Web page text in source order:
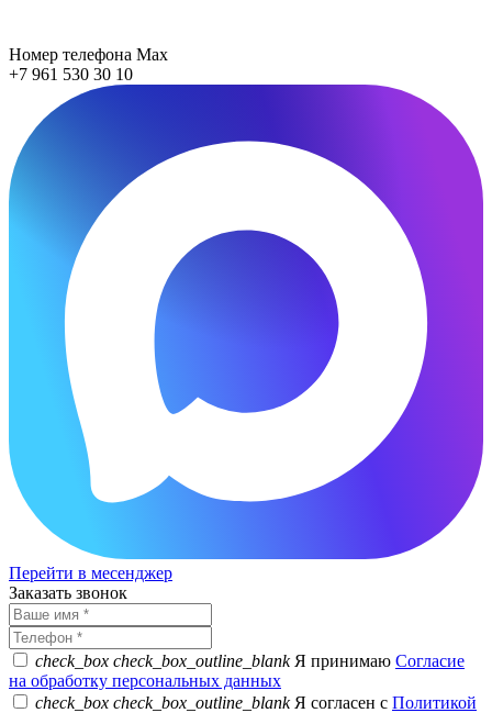
Номер телефона Max
+7 961 530 30 10
Перейти в месенджер
Заказать звонок
check_box check_box_outline_blankЯ принимаю Согласие
на обработку персональных данных
check_box check_box_outline_blankЯ согласен с Политикой